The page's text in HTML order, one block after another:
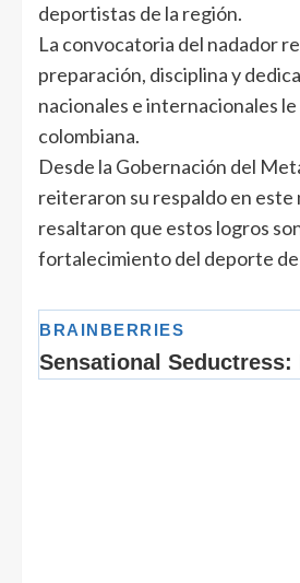
deportistas de la región.
La convocatoria del nadador
preparación, disciplina y
nacionales e internacionales
colombiana.
Desde la Gobernación del
reiteraron su respaldo en
resaltaron que estos logros
fortalecimiento del deporte